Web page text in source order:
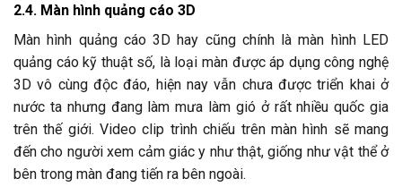
2.4. Màn hình quảng cáo 3D
Màn hình quảng cáo 3D hay cũng chính là màn hình LED
quảng cáo kỹ thuật số, là loại màn được áp dụng công nghệ
3D vô cùng độc đáo, hiện nay vẫn chưa được triển khai ở
nước ta nhưng đang làm mưa làm gió ở rất nhiều quốc gia
trên thế giới. Video clip trình chiếu trên màn hình sẽ mang
đến cho người xem cảm giác y như thật, giống như vật thể ở
bên trong màn đang tiến ra bên ngoài.